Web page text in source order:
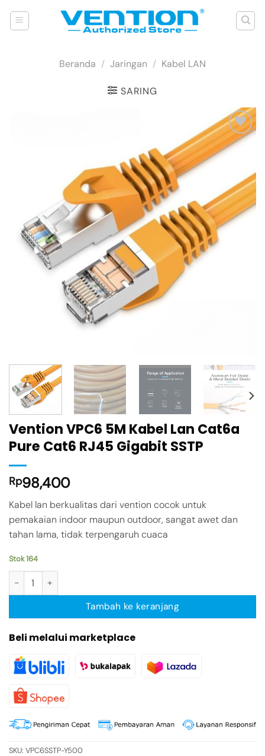
Beranda / Jaringan / Kabel LAN
SARING
wishlist
Vention VPC6 5M Kabel Lan Cat6a
Pure Cat6 RJ45 Gigabit SSTP
Rp98,400
Kabel lan berkualitas dari vention cocok untuk
pemakaian indoor maupun outdoor, sangat awet dan
tahan lama, tidak terpengaruh cuaca
Stok 164
Kuantitas Vention VPC6 5M Kabel Lan Cat6a Pure Cat6 RJ45
Tambah ke keranjang
Beli melalui marketplace
SKU: VPC6SSTP-Y500